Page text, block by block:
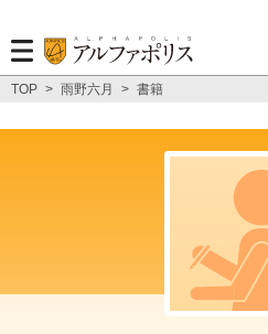
TOP > 雨野六月 > 書籍